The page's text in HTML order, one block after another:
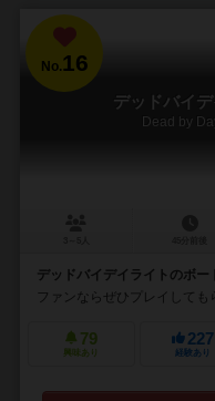
No. 16
デッドバイ
Dead by
デッドバイデイライトのボー
ファンならぜひプレイしても
79
興味あり
227
経験あり